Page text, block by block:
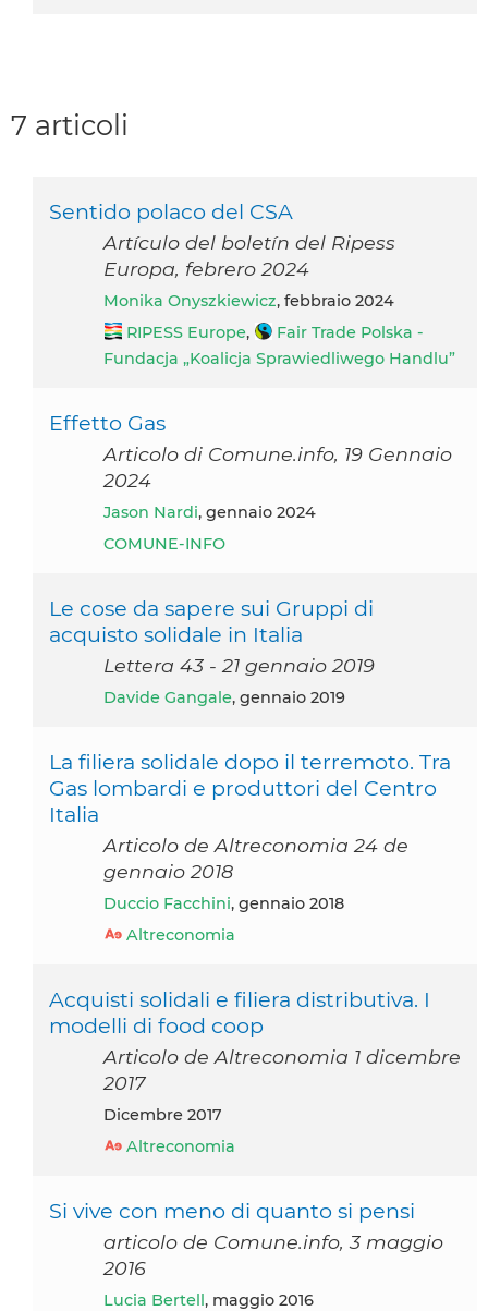
7 articoli
Sentido polaco del CSA
Artículo del boletín del Ripess
Europa, febrero 2024
Monika Onyszkiewicz, febbraio 2024
RIPESS Europe,
Fair Trade Polska -
Fundacja „Koalicja Sprawiedliwego Handlu”
Effetto Gas
Articolo di Comune.info, 19 Gennaio
2024
Jason Nardi, gennaio 2024
COMUNE-INFO
Le cose da sapere sui Gruppi di
acquisto solidale in Italia
Lettera 43 - 21 gennaio 2019
Davide Gangale, gennaio 2019
La filiera solidale dopo il terremoto. Tra
Gas lombardi e produttori del Centro
Italia
Articolo de Altreconomia 24 de
gennaio 2018
Duccio Facchini, gennaio 2018
Altreconomia
Acquisti solidali e filiera distributiva. I
modelli di food coop
Articolo de Altreconomia 1 dicembre
2017
dicembre 2017
Altreconomia
Si vive con meno di quanto si pensi
articolo de Comune.info, 3 maggio
2016
Lucia Bertell, maggio 2016